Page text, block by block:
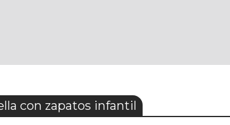
con zapatos infantil